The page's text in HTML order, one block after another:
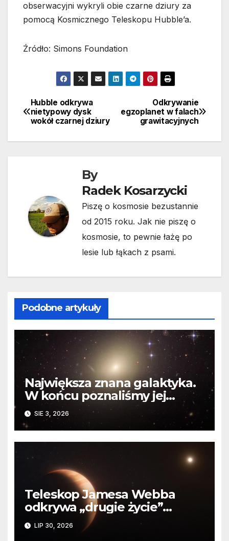
obserwacyjni wykryli obie czarne dziury za
pomocą Kosmicznego Teleskopu Hubble’a.
Źródło: Simons Foundation
Nawigacja
wpisu
Odkrywanie
egzoplanet w falach
grawitacyjnych
Hubble odkrywa
nietypowy dysk
wokół czarnej dziury
By
Radek Kosarzycki
Piszę o kosmosie bezustannie
od 2015 roku. Jak nie piszę o
kosmosie, to pewnie łażę po
lesie lub łąkach z psami.
Podobne artykuły
Największa znana galaktyka.
W końcu poznaliśmy jej
faktyczne wymiary
SIE 3, 2026
Teleskop Jamesa Webba
odkrywa „drugie życie”
planety krążącej wokół
martwej gwiazdy
LIP 30, 2026